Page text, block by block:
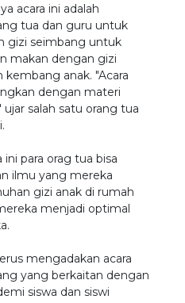
acara ini adalah
tua dan guru untuk
gizi seimbang untuk
makan dengan gizi
anak. "Acara
dengan materi
salah satu orang tua
ini para orag tua bisa
ilmu yang mereka
gizi anak di rumah
menjadi optimal
mengadakan acara
yang berkaitan dengan
siswa dan siswi